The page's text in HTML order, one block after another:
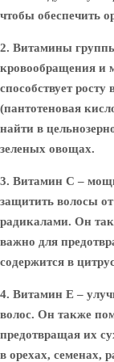
чтобы обеспечить
2. Витамины
кровообращения и
способствует
(пантотеновая
найти в
зеленых овощах.
3. Витамин C –
защитить волосы
радикалами. Он
важно для
содержится в
4. Витамин E –
волос. Он также
предотвращая их
в орехах, семенах,